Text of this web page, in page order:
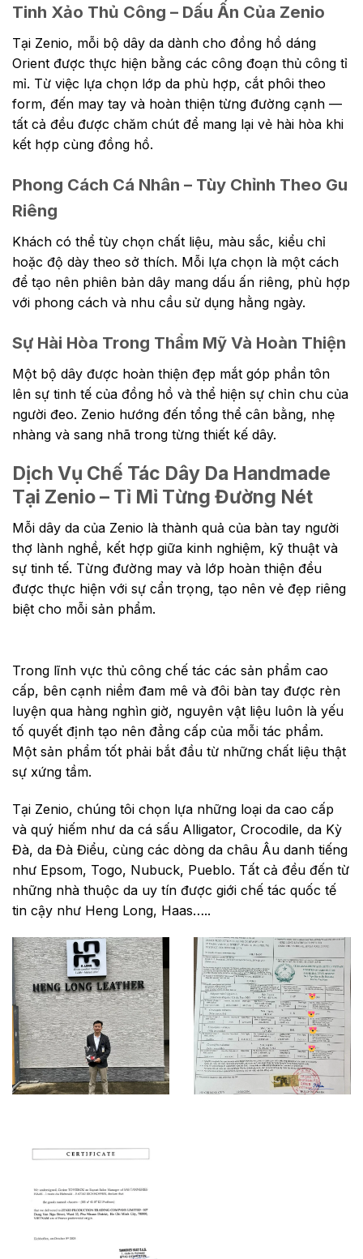
Tinh Xảo Thủ Công – Dấu Ấn Của Zenio
Tại Zenio, mỗi bộ dây da dành cho đồng hồ dáng
Orient được thực hiện bằng các công đoạn thủ công tỉ
mỉ. Từ việc lựa chọn lớp da phù hợp, cắt phôi theo
form, đến may tay và hoàn thiện từng đường cạnh —
tất cả đều được chăm chút để mang lại vẻ hài hòa khi
kết hợp cùng đồng hồ.
Phong Cách Cá Nhân – Tùy Chỉnh Theo Gu
Riêng
Khách có thể tùy chọn chất liệu, màu sắc, kiểu chỉ
hoặc độ dày theo sở thích. Mỗi lựa chọn là một cách
để tạo nên phiên bản dây mang dấu ấn riêng, phù hợp
với phong cách và nhu cầu sử dụng hằng ngày.
Sự Hài Hòa Trong Thẩm Mỹ Và Hoàn Thiện
Một bộ dây được hoàn thiện đẹp mắt góp phần tôn
lên sự tinh tế của đồng hồ và thể hiện sự chỉn chu của
người đeo. Zenio hướng đến tổng thể cân bằng, nhẹ
nhàng và sang nhã trong từng thiết kế dây.
Dịch Vụ Chế Tác Dây Da Handmade
Tại Zenio – Tỉ Mỉ Từng Đường Nét
Mỗi dây da của Zenio là thành quả của bàn tay người
thợ lành nghề, kết hợp giữa kinh nghiệm, kỹ thuật và
sự tinh tế. Từng đường may và lớp hoàn thiện đều
được thực hiện với sự cẩn trọng, tạo nên vẻ đẹp riêng
biệt cho mỗi sản phẩm.
Trong lĩnh vực thủ công chế tác các sản phẩm cao
cấp, bên cạnh niềm đam mê và đôi bàn tay được rèn
luyện qua hàng nghìn giờ, nguyên vật liệu luôn là yếu
tố quyết định tạo nên đẳng cấp của mỗi tác phẩm.
Một sản phẩm tốt phải bắt đầu từ những chất liệu thật
sự xứng tầm.
Tại Zenio, chúng tôi chọn lựa những loại da cao cấp
và quý hiếm như da cá sấu Alligator, Crocodile, da Kỳ
Đà, da Đà Điểu, cùng các dòng da châu Âu danh tiếng
như Epsom, Togo, Nubuck, Pueblo. Tất cả đều đến từ
những nhà thuộc da uy tín được giới chế tác quốc tế
tin cậy như Heng Long, Haas…..